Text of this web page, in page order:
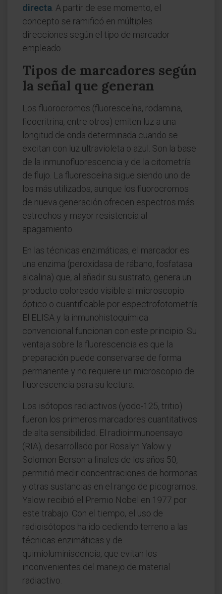
directa . A partir de ese momento, el
concepto se ramificó en múltiples
direcciones según el tipo de marcador
empleado.
Tipos de marcadores según
la señal que generan
Los fluorocromos (fluoresceína, rodamina,
ficoeritrina, entre otros) emiten luz a una
longitud de onda determinada cuando se
excitan con luz ultravioleta o azul. Son la base
de la inmunofluorescencia y de la citometría
de flujo. La fluoresceína sigue siendo uno de
los más utilizados, aunque los fluorocromos
de nueva generación ofrecen espectros más
estrechos y mayor resistencia al
apagamiento.
En las técnicas enzimáticas, el marcador es
una enzima (peroxidasa de rábano, fosfatasa
alcalina) que, al añadir su sustrato, genera un
producto coloreado visible al microscopio
óptico o cuantificable por espectrofotometría.
El ELISA y la inmunohistoquímica
convencional funcionan con este principio. Su
ventaja sobre la fluorescencia es que la
preparación puede conservarse de forma
permanente y no requiere un microscopio de
fluorescencia para su lectura.
Los isótopos radiactivos (yodo-125, tritio)
fueron los primeros marcadores cuantitativos
de alta sensibilidad. El radioinmunoensayo
(RIA), desarrollado por Rosalyn Yalow y
Solomon Berson a finales de los años 50,
permitió medir concentraciones de hormonas
y otras sustancias en el rango de picogramos.
Yalow recibió el Premio Nobel en 1977 por
este trabajo. Con el tiempo, el uso de
radioisótopos ha ido cediendo terreno a las
técnicas enzimáticas y de
quimioluminiscencia, que evitan los
inconvenientes del manejo de material
radiactivo.